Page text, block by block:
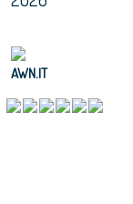
AWN.IT